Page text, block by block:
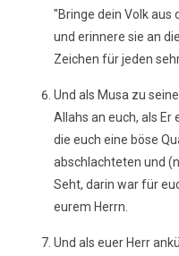
"Bringe dein Volk aus
und erinnere sie an
Zeichen für jeden
Und als Musa zu
Allahs an euch, als Er
die euch eine böse
abschlachteten und
Seht, darin war für
eurem Herrn.
Und als euer Herr